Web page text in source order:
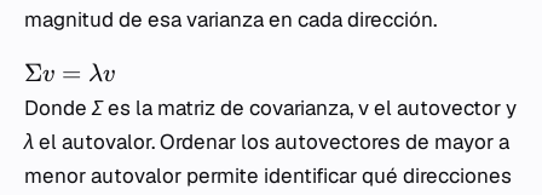
magnitud de esa varianza en cada dirección.
Σv = λv
DondeΣes la matriz de covarianza,vel autovector y
λel autovalor. Ordenar los autovectores de mayor a
menor autovalor permite identificar qué direcciones